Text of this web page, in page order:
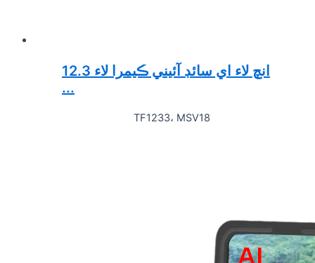
12.3 انچ لاء اي سائڊ آئيني ڪيمرا لاء
...
TF1233، MSV18